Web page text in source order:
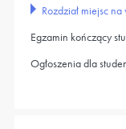
Rozdział miejsc
Egzamin kończący
Ogłoszenia dla